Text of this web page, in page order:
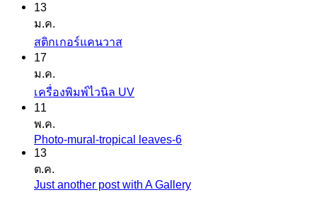
13
ม.ค.
สติกเกอร์แคนวาสไม่มี
บน
นวาส
17
ม.ค.
เครื่องพิมพ์ไวนิล UVไม่มี
บน
ไว
11
พ.ค.
Photo-mural-tropical leaves-6ไม่มี
13
ต.ค.
Just another post with A Galleryไม่มี